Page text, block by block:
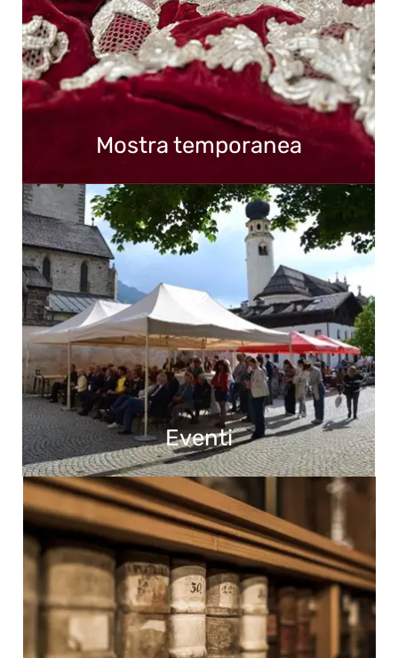
Mostra temporanea
Eventi